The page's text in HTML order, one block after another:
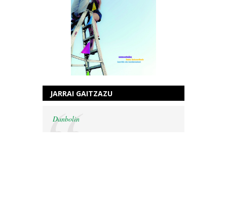
JARRAI GAITZAZU
Danbolin